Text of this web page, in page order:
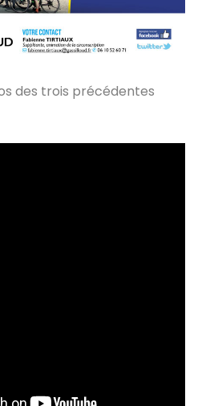
des trois précédentes